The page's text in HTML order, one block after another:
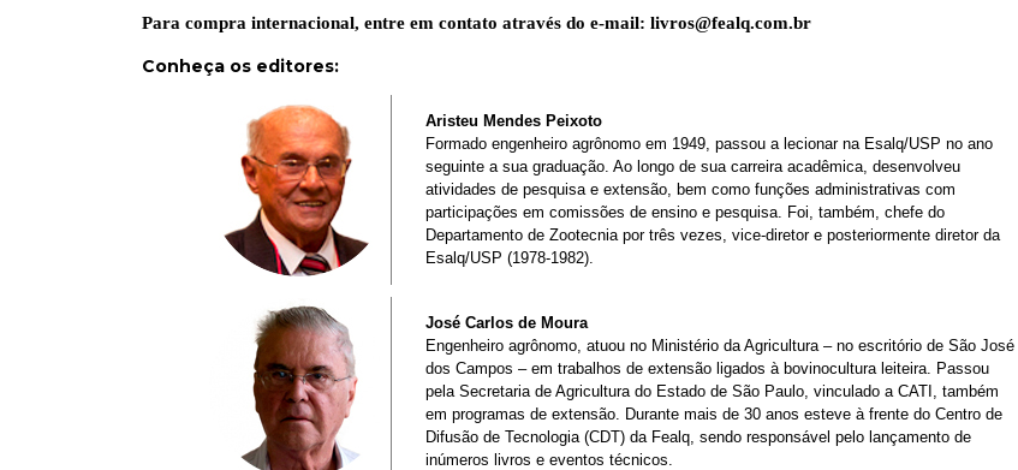
Para compra internacional, entre em contato através do e-mail: livros@fealq.com.br
Conheça os editores:
Aristeu Mendes Peixoto
Formado engenheiro agrônomo em 1949, passou a lecionar na Esalq/USP no ano
seguinte a sua graduação. Ao longo de sua carreira acadêmica, desenvolveu
atividades de pesquisa e extensão, bem como funções administrativas com
participações em comissões de ensino e pesquisa. Foi, também, chefe do
Departamento de Zootecnia por três vezes, vice-diretor e posteriormente diretor da
Esalq/USP (1978-1982).
José Carlos de Moura
Engenheiro agrônomo, atuou no Ministério da Agricultura – no escritório de São José
dos Campos – em trabalhos de extensão ligados à bovinocultura leiteira. Passou
pela Secretaria de Agricultura do Estado de São Paulo, vinculado a CATI, também
em programas de extensão. Durante mais de 30 anos esteve à frente do Centro de
Difusão de Tecnologia (CDT) da Fealq, sendo responsável pelo lançamento de
inúmeros livros e eventos técnicos.